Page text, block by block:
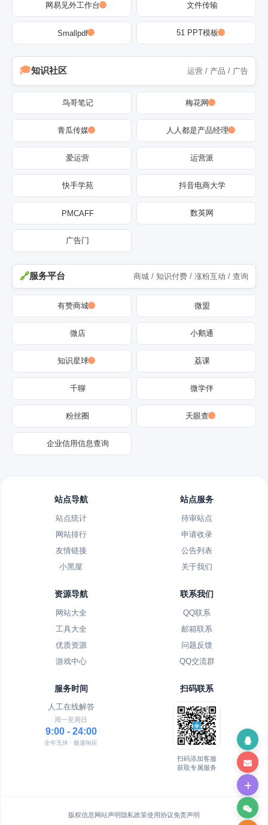
网易见外工作台 文件传输
Smallpdf 51 PPT模板
知识社区 运营 / 产品 / 广告
鸟哥笔记 梅花网
青瓜传媒 人人都是产品经理
爱运营 运营派
快手学苑 抖音电商大学
PMCAFF 数英网
广告门
服务平台 商城 / 知识付费 / 涨粉互动 / 查询
有赞商城 微盟
微店 小鹅通
知识星球 荔课
千聊 微学伴
粉丝圈 天眼查
企业信用信息查询
站点导航
站点统计
网站排行
友情链接
小黑屋
站点服务
待审站点
申请收录
公告列表
关于我们
资源导航
网站大全
工具大全
优质资源
游戏中心
联系我们
QQ联系
邮箱联系
问题反馈
QQ交流群
服务时间
人工在线解答
周一至周日
9:00 - 24:00
全年无休 · 极速响应
扫码联系
扫码添加客服
获取专属服务
版权信息 网站声明隐私政策使用协议免责声明